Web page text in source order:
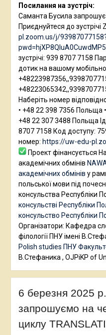
Посилання на зустріч:
Саманта Бусила запрошує
Приєднуйтеся до зустрічі
pl.zoom.us/j/
зустрічі: 939 8707 7158
дотик на вашому
Наберіть номер
• +48 22 398 7356 Польща
+48 22 307 3488 Польща
8707 7158 Код доступу:
номер: https://uw-edu-
Проект фінансується
академічних обмінів
академічних обмінів у
польської мови під
консульства Республіки
консульстві Республіки
консульство Республіки
Організатори: Кафедра
філології ПНУ імені
Polish studies ПНУ
В.Стефаника , OJPiKP of
6 березня 2025
запрошуємо на
циклу